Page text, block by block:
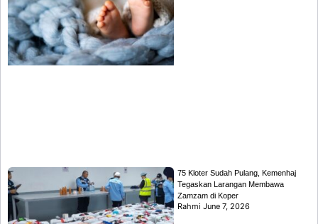
75 Kloter Sudah Pulang, Kemenhaj
Tegaskan Larangan Membawa
Zamzam di Koper
RahmiJune 7, 2026